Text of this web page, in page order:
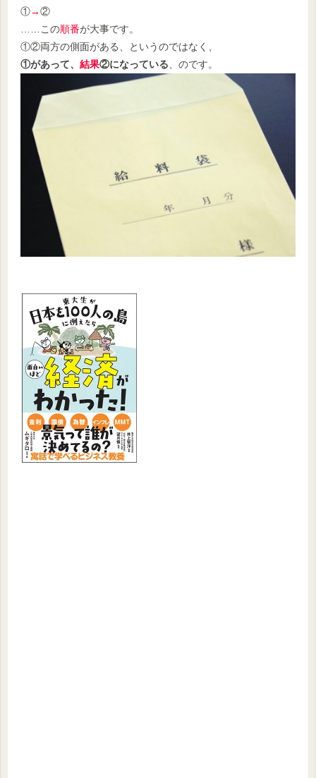
①→②
……この順番が大事です。
①②両方の側面がある、というのではなく、
①があって、 結果②になっている 、のです。